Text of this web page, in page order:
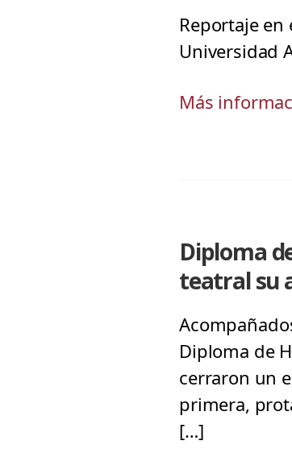
Reportaje
Universidad
Más
Diploma
teatral su
Diploma de
cerraron un
primera,
[…]